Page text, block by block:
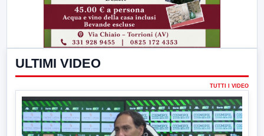
ULTIMI VIDEO
TUTTI I VIDEO